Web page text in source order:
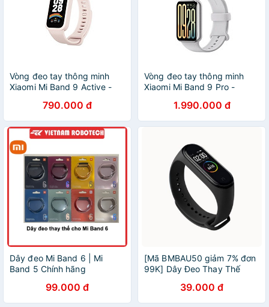
Vòng đeo tay thông minh
Xiaomi Mi Band 9 Active -
790.000 đ
Vòng đeo tay thông minh
Xiaomi Mi Band 9 Pro -
1.990.000 đ
Dây đeo Mi Band 6 | Mi
Band 5 Chính hãng
99.000 đ
[Mã BMBAU50 giảm 7% đơn
99K] Dây Đeo Thay Thế
Band 3 Mi Band 4 - Hàng
Chính Hãng
39.000 đ